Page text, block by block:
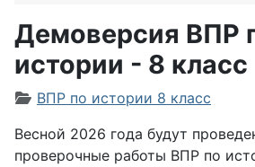
Демоверсия ВПР
истории - 8 класс
Информация о материале
ВПР по истории 8 класс
Весной 2026 года будут
проверочные работы ВПР по